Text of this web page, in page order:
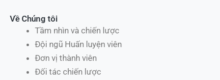
Về Chúng tôi
Tầm nhìn và chiến lược
Đội ngũ Huấn luyện viên
Đơn vị thành viên
Đối tác chiến lược